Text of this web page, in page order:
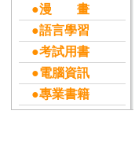
●漫 畫
●語言學習
●考試用書
●電腦資訊
●專業書籍